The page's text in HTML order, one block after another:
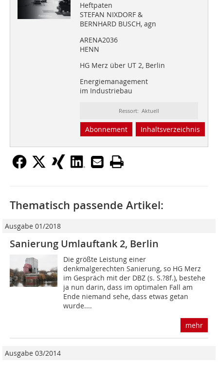
Heftpaten
STEFAN NIXDORF &
BERNHARD BUSCH, agn
ARENA2036
HENN
HG Merz über UT 2, Berlin
Energiemanagement
im Industriebau
Ressort: Aktuell
Abonnement Inhaltsverzeichnis
Thematisch passende Artikel:
Ausgabe 01/2018
Sanierung Umlauftank 2, Berlin
Die größte Leistung einer
denkmalgerechten Sanierung, so HG Merz
im Gespräch mit der DBZ (s. S.?8f.), bestehe
ja nun darin, dass im optimalen Fall am
Ende niemand sehe, dass etwas getan
wurde....
mehr
Ausgabe 03/2014